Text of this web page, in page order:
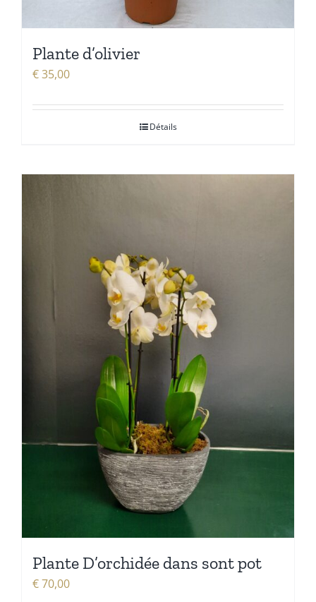
Plante d’olivier
€35,00
Détails
Plante D’orchidée dans sont pot
€70,00